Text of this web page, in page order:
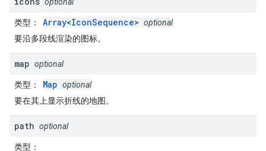
类型 ： Array<IconSequence> optional
要沿多段线渲染的图标。
map optional
类型 ： Map optional
要在其上显示折线的地图。
path optional
类型 ：